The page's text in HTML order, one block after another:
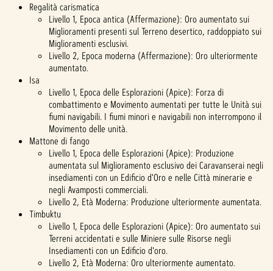
Regalità carismatica
Livello 1, Epoca antica (Affermazione): Oro aumentato sui
Miglioramenti presenti sul Terreno desertico, raddoppiato sui
Miglioramenti esclusivi.
Livello 2, Epoca moderna (Affermazione): Oro ulteriormente
aumentato.
Isa
Livello 1, Epoca delle Esplorazioni (Apice): Forza di
combattimento e Movimento aumentati per tutte le Unità sui
fiumi navigabili. I fiumi minori e navigabili non interrompono il
Movimento delle unità.
Mattone di fango
Livello 1, Epoca delle Esplorazioni (Apice): Produzione
aumentata sul Miglioramento esclusivo dei Caravanserai negli
insediamenti con un Edificio d'Oro e nelle Città minerarie e
negli Avamposti commerciali.
Livello 2, Età Moderna: Produzione ulteriormente aumentata.
Timbuktu
Livello 1, Epoca delle Esplorazioni (Apice): Oro aumentato sui
Terreni accidentati e sulle Miniere sulle Risorse negli
Insediamenti con un Edificio d'oro.
Livello 2, Età Moderna: Oro ulteriormente aumentato.